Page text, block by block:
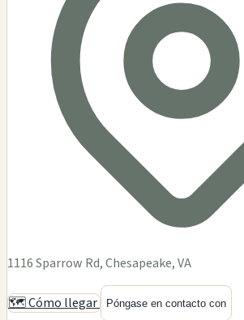
1116 Sparrow Rd, Chesapeake, VA
🗺️ Cómo llegar Póngase en contacto con